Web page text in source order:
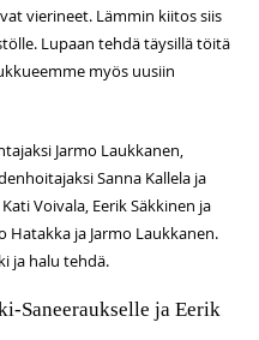
vierineet. Lämmin kiitos siis
Lupaan tehdä täysillä töitä
myös uusiin
Jarmo Laukkanen,
Sanna Kallela ja
Voivala, Eerik Säkkinen ja
Hatakka ja Jarmo Laukkanen.
ja halu tehdä.
Saneeraukselle ja Eerik